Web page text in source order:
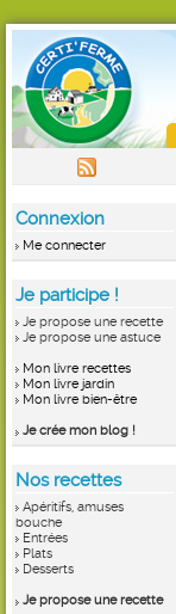
Connexion
Me connecter
Je participe !
Je propose une recette
Je propose une astuce
Mon livre recettes
Mon livre jardin
Mon livre bien-être
Je crée mon blog !
Nos recettes
Apéritifs, amuses
bouche
Entrées
Plats
Desserts
Je propose une recette